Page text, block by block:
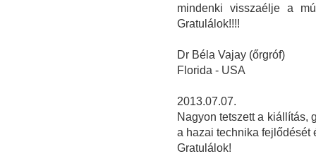
mindenki visszaélje a
Gratulálok!!!!
Dr Béla Vajay (őrgróf)
Florida - USA
2013.07.07.
Nagyon tetszett a kiállítás,
a hazai technika fejlődését
Gratulálok!